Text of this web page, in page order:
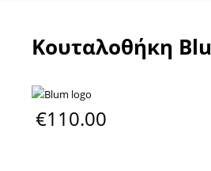
Κουταλοθήκη
€110.00